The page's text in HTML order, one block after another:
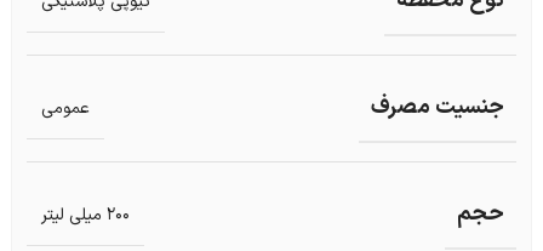
جنسیت مصرف عمومی
حجم 200 میلی لیتر